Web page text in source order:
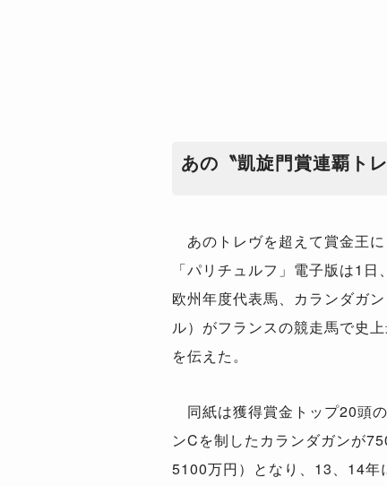
あの〝凱旋門賞連覇ト
あのトレヴを超えて賞金王
「パリチュルフ」電子版は1
欧州年度代表馬、カランダガ
ル）がフランスの競走馬で史
を伝えた。
同紙は獲得賞金トップ20頭
ンCを制したカランダガンが
5100万円）となり、13、14年